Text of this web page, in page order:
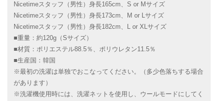
Nicetimeスタッフ（男性）身長165cm、S or Mサイズ
Nicetimeスタッフ（男性）身長173cm、M or Lサイズ
Nicetimeスタッフ（男性）身長182cm、L or XLサイズ
■重量：約120g（Sサイズ）
■材質：ポリエステル88.5％、ポリウレタン11.5％
■生産国：韓国
※最初の洗濯は単独でおこなってください。（多少色落ちする場合
があります）
※洗濯機使用時には、洗濯ネットを使用し、ウールモードにしてく